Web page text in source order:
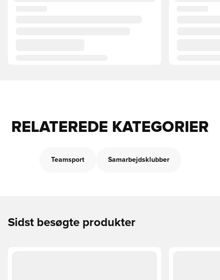
RELATEREDE KATEGORIER
Teamsport Samarbejdsklubber
Sidst besøgte produkter